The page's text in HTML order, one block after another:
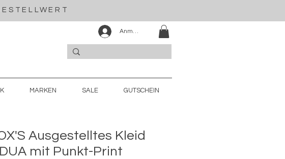
Anmelden
MARKEN SALE GUTSCHEIN
Ausgestelltes Kleid
mit Punkt-Print